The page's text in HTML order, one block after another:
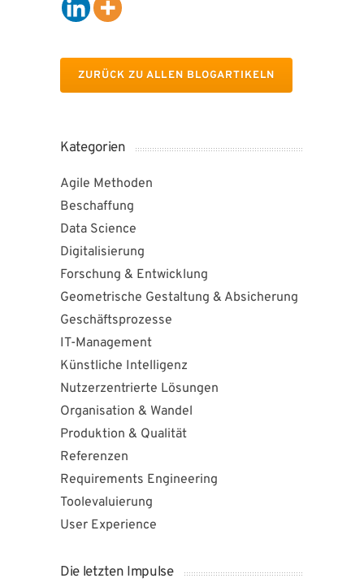
ZURÜCK ZU ALLEN BLOGARTIKELN
Kategorien
Agile Methoden
Beschaffung
Data Science
Digitalisierung
Forschung & Entwicklung
Geometrische Gestaltung & Absicherung
Geschäftsprozesse
IT-Management
Künstliche Intelligenz
Nutzerzentrierte Lösungen
Organisation & Wandel
Produktion & Qualität
Referenzen
Requirements Engineering
Toolevaluierung
User Experience
Die letzten Impulse